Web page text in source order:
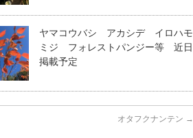
ヤマコウバシ アカシデ イロハモ
ミジ フォレストパンジー等 近日
掲載予定
オタフクナンテン →